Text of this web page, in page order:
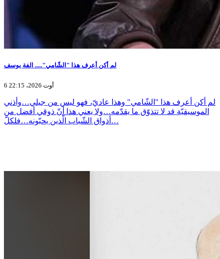
لم أكن أعرف هذا "الشّامي"..... الفة يوسف
6 أوت 2026، 22:15
لم أكن أعرف هذا "الشّامي" وهذا عاديّ، فهو ليس من جيلي…وأذني
الموسيقيّة قد لا تتذوّق ما يقدّمه…ولا يعني هذا أنّ ذوقي أفضل من
أذواق الشّباب الّذين يحبّونه…فلكلّ…